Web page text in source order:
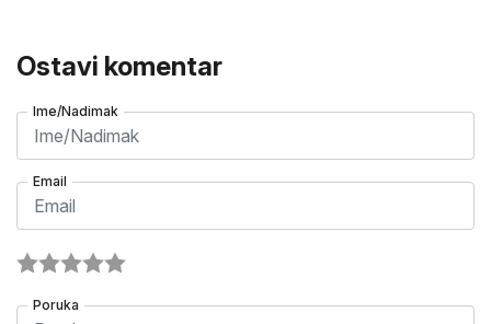
Ostavi komentar
Ime/Nadimak
Email
Poruka